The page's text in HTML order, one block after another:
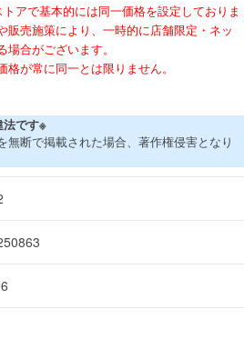
アで基本的には同一価格を設定しておりま
販売施策により、一時的に店舗限定・ネッ
合がございます。
が常に同一とは限りません。
法です※
無断で掲載された場合、著作権侵害となり